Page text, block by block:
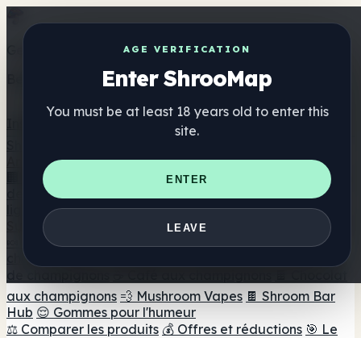
AGE VERIFICATION
Enter ShrooMap
You must be at least 18 years old to enter this
site.
ENTER
LEAVE
Get the ShrooMap app
Better than mobile web — one tap away
Annuaire
🏢 Répertoire des marques 📍 Recherche d'un magasin
de tête 🔮 Smartshop Finder
🛒 Magasins de tête en
Suppléments
🍬 Gommes aux champignons 💊 Capsules de
champignons
aux champignons 💨 Mushroom Vapes 🍫 Shroom Bar
Hub 😌 Gommes pour l'humeur
⚖️ Comparer les produits 💰 Offres et réductions 🎯 Le